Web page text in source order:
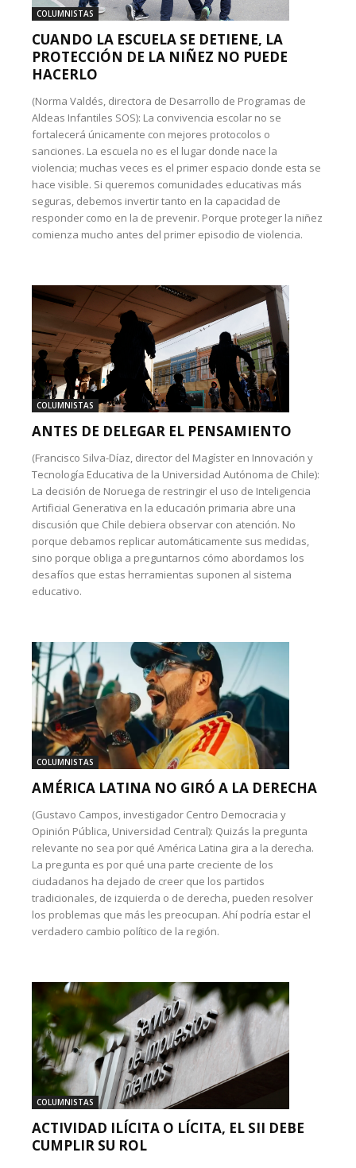
COLUMNISTAS
CUANDO LA ESCUELA SE DETIENE, LA
PROTECCIÓN DE LA NIÑEZ NO PUEDE
HACERLO
(Norma Valdés, directora de Desarrollo de Programas de
Aldeas Infantiles SOS): La convivencia escolar no se
fortalecerá únicamente con mejores protocolos o
sanciones. La escuela no es el lugar donde nace la
violencia; muchas veces es el primer espacio donde esta se
hace visible. Si queremos comunidades educativas más
seguras, debemos invertir tanto en la capacidad de
responder como en la de prevenir. Porque proteger la niñez
comienza mucho antes del primer episodio de violencia.
COLUMNISTAS
ANTES DE DELEGAR EL PENSAMIENTO
(Francisco Silva-Díaz, director del Magíster en Innovación y
Tecnología Educativa de la Universidad Autónoma de Chile):
La decisión de Noruega de restringir el uso de Inteligencia
Artificial Generativa en la educación primaria abre una
discusión que Chile debiera observar con atención. No
porque debamos replicar automáticamente sus medidas,
sino porque obliga a preguntarnos cómo abordamos los
desafíos que estas herramientas suponen al sistema
educativo.
COLUMNISTAS
AMÉRICA LATINA NO GIRÓ A LA DERECHA
(Gustavo Campos, investigador Centro Democracia y
Opinión Pública, Universidad Central): Quizás la pregunta
relevante no sea por qué América Latina gira a la derecha.
La pregunta es por qué una parte creciente de los
ciudadanos ha dejado de creer que los partidos
tradicionales, de izquierda o de derecha, pueden resolver
los problemas que más les preocupan. Ahí podría estar el
verdadero cambio político de la región.
COLUMNISTAS
ACTIVIDAD ILÍCITA O LÍCITA, EL SII DEBE
CUMPLIR SU ROL